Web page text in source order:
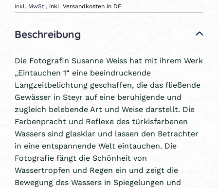
inkl. MwSt., inkl. Versandkosten in DE
Beschreibung
Die Fotografin Susanne Weiss hat mit ihrem Werk
„Eintauchen 1“ eine beeindruckende
Langzeitbelichtung geschaffen, die das fließende
Gewässer in Steyr auf eine beruhigende und
zugleich belebende Art und Weise darstellt. Die
Farbenpracht und Reflexe des türkisfarbenen
Wassers sind glasklar und lassen den Betrachter
in eine entspannende Welt eintauchen. Die
Fotografie fängt die Schönheit von
Wassertropfen und Regen ein und zeigt die
Bewegung des Wassers in Spiegelungen und